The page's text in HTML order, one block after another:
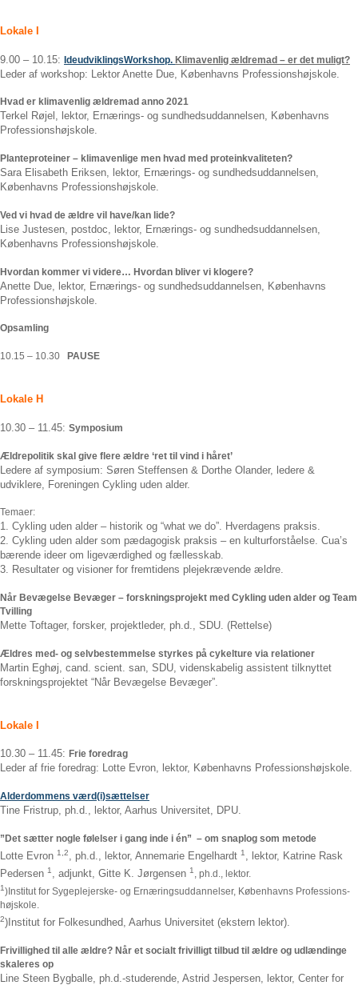
Lokale I
9.00 – 10.15: IdeudviklingsWorkshop. Klimavenlig ældremad – er det muligt?
Leder af workshop: Lektor Anette Due, Københavns Professionshøjskole.
Hvad er klimavenlig ældremad anno 2021
Terkel Røjel, lektor, Ernærings- og sundhedsuddannelsen, Københavns
Professions­højskole.
Planteproteiner – klimavenlige men hvad med proteinkvaliteten?
Sara Elisabeth Eriksen, lektor, Ernærings- og sundhedsuddannelsen,
Københavns Professions­højskole.
Ved vi hvad de ældre vil have/kan lide?
Lise Justesen, postdoc, lektor, Ernærings- og sundhedsuddannelsen,
Københavns Professions­højskole.
Hvordan kommer vi videre… Hvordan bliver vi klogere?
Anette Due, lektor, Ernærings- og sundhedsuddannelsen, Københavns
Professions­højskole.
Opsamling
10.15 – 10.30 PAUSE
Lokale H
10.30 – 11.45: Symposium
Ældrepolitik skal give flere ældre ‘ret til vind i håret’
Ledere af symposium: Søren Steffensen & Dorthe Olander, ledere &
udviklere, Foreningen Cykling uden alder.
Temaer:
1. Cykling uden alder – historik og “what we do”. Hverdagens praksis.
2. Cykling uden alder som pædagogisk praksis – en kulturforståelse. Cua’s
bærende ideer om ligeværdighed og fællesskab.
3. Resultater og visioner for fremtidens plejekrævende ældre.
Når Bevægelse Bevæger – forskningsprojekt med Cykling uden alder og Team
Tvilling
Mette Toftager, forsker, projektleder, ph.d., SDU. (Rettelse)
Ældres med- og selvbestemmelse styrkes på cykelture via relationer
Martin Eghøj, cand. scient. san, SDU, videnskabelig assistent tilknyttet
forskningsprojektet “Når Bevægelse Bevæger”.
Lokale I
10.30 – 11.45: Frie foredrag
Leder af frie foredrag: Lotte Evron, lektor, Københavns Professionshøjskole.
Alderdommens værd(i)sættelser
Tine Fristrup, ph.d., lektor, Aarhus Universitet, DPU.
”Det sætter nogle følelser i gang inde i én” – om snaplog som metode
Lotte Evron 1,2 , ph.d., lektor, Annemarie Engelhardt 1
, lektor, Katrine Rask
Pedersen 1 , adjunkt, Gitte K. Jørgensen 1 , ph.d., lektor.
1)Institut for Sygeplejerske- og Ernæringsuddannelser, Københavns Professions­
højskole.
2)Institut for Folkesundhed, Aarhus Universitet (ekstern lektor).
Frivillighed til alle ældre? Når et socialt frivilligt tilbud til ældre og udlændinge
skaleres op
Line Steen Bygballe, ph.d.-studerende, Astrid Jespersen, lektor, Center for